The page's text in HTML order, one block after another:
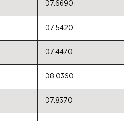
07.6690
07.5420
07.4470
08.0360
07.8370